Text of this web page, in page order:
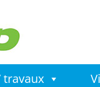
travaux